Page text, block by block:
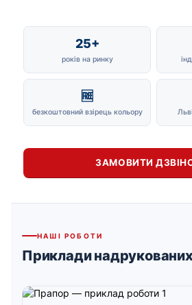
25+
років на ринку
🆓
безкоштовний взірець кольору
ЗАМОВИТИ
НАШІ РОБОТИ
Приклади